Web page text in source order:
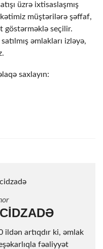
üzrə ixtisaslaşmış
müştərilərə şəffaf,
göstərməklə seçilir.
əmlakları izləyə,
saxlayın:
ildən artıqdır ki, əmlak
fəaliyyət